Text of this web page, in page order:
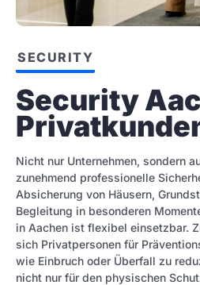
SECURITY
Security
Nicht nur Unternehmen, sondern
zunehmend professionelle
Absicherung von Häusern,
Begleitung in besonderen
in Aachen ist flexibel einsetzbar.
sich Privatpersonen für
wie Einbruch oder Überfall zu
nicht nur für den physischen